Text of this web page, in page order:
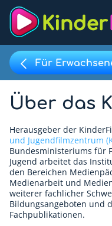
Filmpool
Filmlisten
Filmlexikon
Lernfilme
Filmpool
Für
Über das
Herausgeber der
und Jugendfilmzentrum
Bundesministeriums für
Jugend arbeitet das
den Bereichen
Medienarbeit und
weiterer fachlicher
Bildungsangeboten und
Fachpublikationen.